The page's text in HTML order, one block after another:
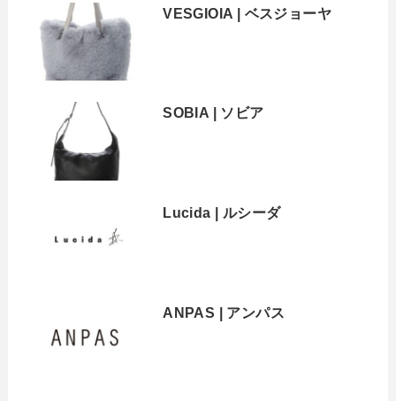
VESGIOIA | ベスジョーヤ
SOBIA | ソビア
Lucida | ルシーダ
ANPAS | アンパス